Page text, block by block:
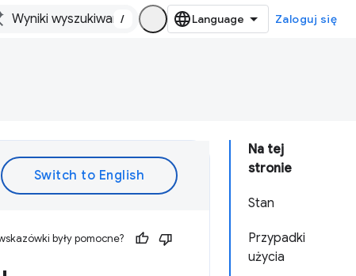
/ Zaloguj się
Na tej
stronie
Stan
Przypadki
użycia
były pomocne?